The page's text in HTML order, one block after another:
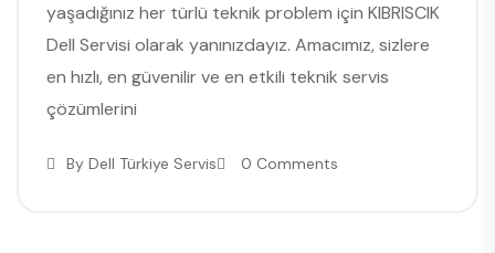
yaşadığınız her türlü teknik problem için KIBRISCIK
Dell Servisi olarak yanınızdayız. Amacımız, sizlere
en hızlı, en güvenilir ve en etkili teknik servis
çözümlerini
By Dell Türkiye Servis 0 Comments